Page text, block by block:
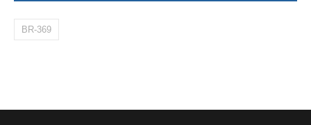
BR-369